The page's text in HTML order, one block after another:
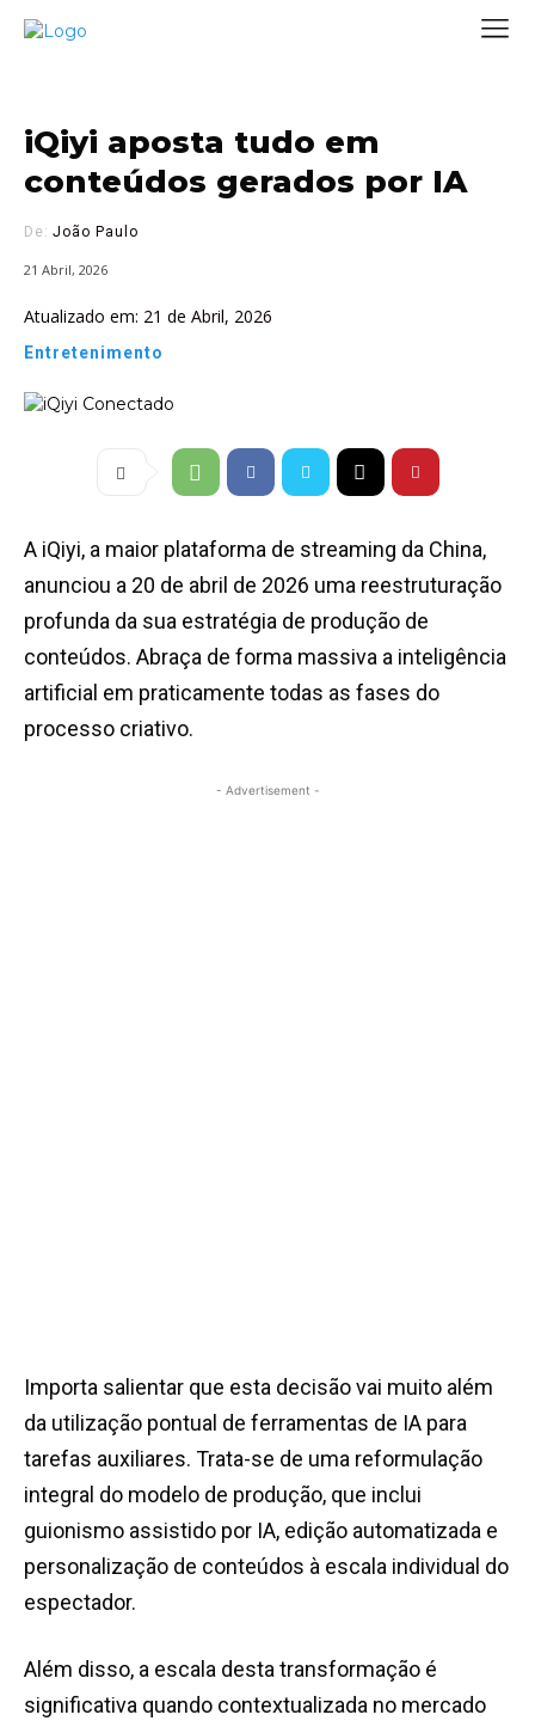
iQiyi aposta tudo em
conteúdos gerados por IA
De: João Paulo
21 Abril, 2026
Atualizado em: 21 de Abril, 2026
Entretenimento
A iQiyi, a maior plataforma de streaming da China,
anunciou a 20 de abril de 2026 uma reestruturação
profunda da sua estratégia de produção de
conteúdos. Abraça de forma massiva a inteligência
artificial em praticamente todas as fases do
processo criativo.
- Advertisement -
Importa salientar que esta decisão vai muito além
da utilização pontual de ferramentas de IA para
tarefas auxiliares. Trata-se de uma reformulação
integral do modelo de produção, que inclui
guionismo assistido por IA, edição automatizada e
personalização de conteúdos à escala individual do
espectador.
Além disso, a escala desta transformação é
significativa quando contextualizada no mercado